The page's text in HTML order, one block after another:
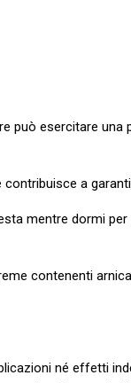
esercitare
a
mentre dormi
contenenti
né effetti